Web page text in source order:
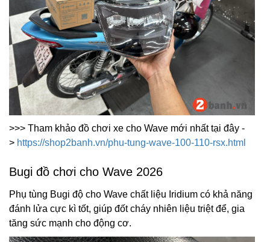
>>> Tham khảo đồ chơi xe cho Wave mới nhất tại đây -
> https://shop2banh.vn/phu-tung-wave-100-110-rsx.html
Bugi đồ chơi cho Wave 2026
Phụ tùng Bugi độ cho Wave chất liệu Iridium có khả năng
đánh lửa cực kì tốt, giúp đốt cháy nhiên liệu triệt để, gia
tăng sức mạnh cho động cơ.